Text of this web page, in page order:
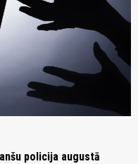
policija augustā